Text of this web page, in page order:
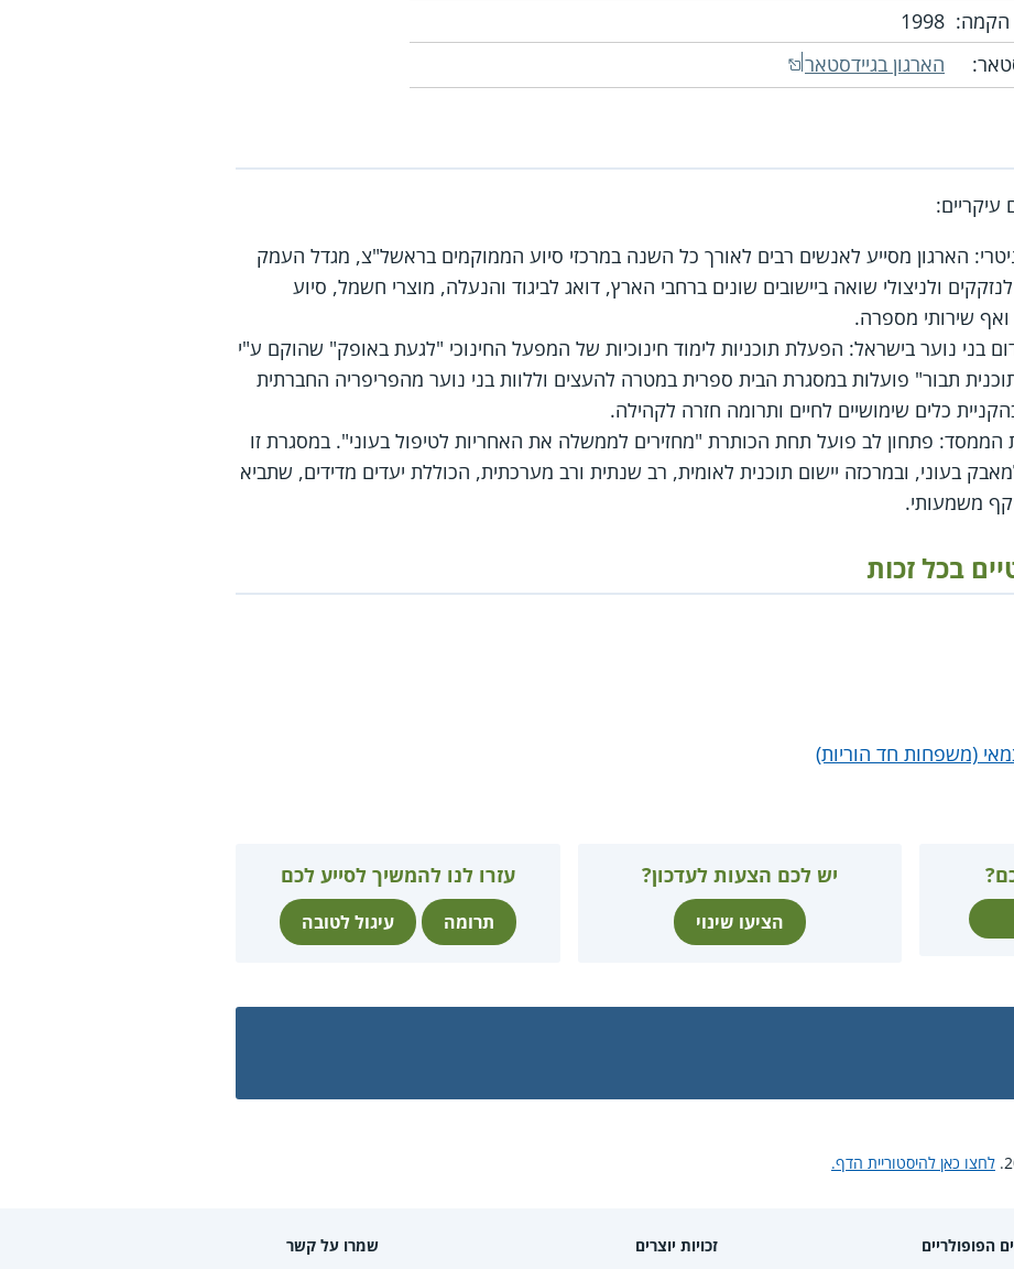
הקמה: 1998
הארגון בגיידסטאר
הארגון מסייע לאנשים רבים לאורך כל השנה במרכזי סיוע הממוקמים בראשל"צ, מגדל העמק
ולניצולי שואה ביישובים שונים ברחבי הארץ, דואג לביגוד והנעלה, מוצרי חשמל, סיוע
שירותי מספרה.
בני נוער בישראל: הפעלת תוכניות לימוד חינוכיות של המפעל החינוכי "לגעת באופק" שהוקם ע"י
לב. "תוכנית 7" ו"תוכנית תבור" פועלות במסגרת הבית ספרית במטרה להעצים וללוות בני נוער מהפריפריה החברתית
כלים שימושיים לחיים ותרומה חזרה לקהילה.
פתחון לב פועל תחת הכותרת "מחזירים לממשלה את האחריות לטיפול בעוני". במסגרת זו
בעוני, ובמרכזה יישום תוכנית לאומית, רב שנתית ורב מערכתית, הכוללת יעדים מדידים, שתביא
משמעותי.
בכל זכות
(משפחות חד הוריות)
יש לכם הצעות לעדכון?
הציעו שינוי
עזרו לנו להמשיך לסייע לכם
תרומה עיגול לטובה
לחצו כאן להיסטוריית הדף.
הפופולריים
זכויות יוצרים
שמרו על קשר